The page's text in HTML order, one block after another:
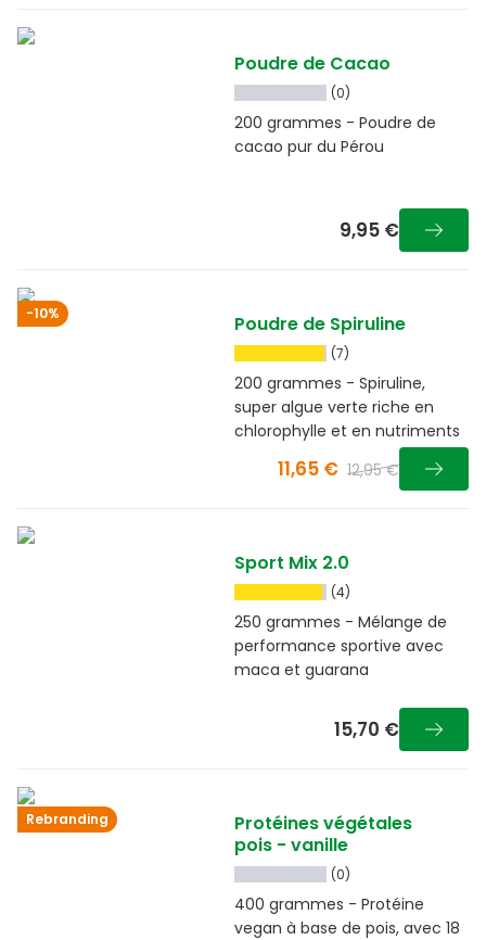
Poudre de Cacao
(0)
200 grammes - Poudre de
cacao pur du Pérou
9,95 €
-10% Poudre de Spiruline
(7)
200 grammes - Spiruline,
super algue verte riche en
chlorophylle et en nutriments
11,65 € 12,95 €
Sport Mix 2.0
(4)
250 grammes - Mélange de
performance sportive avec
maca et guarana
15,70 €
Rebranding
Protéines végétales
pois - vanille
(0)
400 grammes - Protéine
vegan à base de pois, avec 18